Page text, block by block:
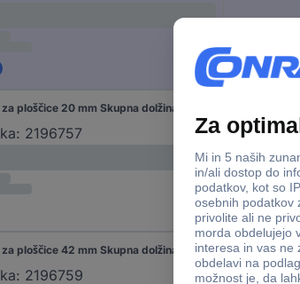
2196757
kwb 500242 sveder za ploščice 42 mm Skupna dolžina 42 mm M14 1 kos
2196759
42 mm